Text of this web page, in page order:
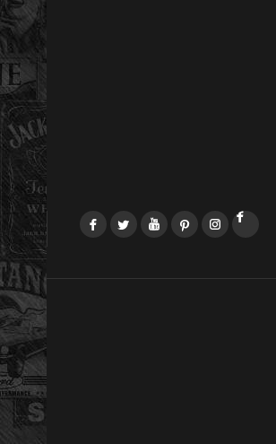
FacebookTwitterYouTubePinterestInstagram